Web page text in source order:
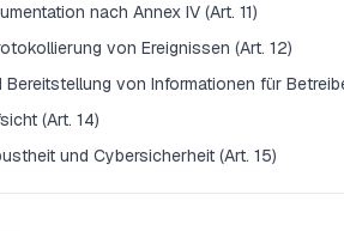
nach Annex IV (Art. 11)
von Ereignissen (Art. 12)
Bereitstellung von Informationen für
(Art. 14)
und Cybersicherheit (Art. 15)